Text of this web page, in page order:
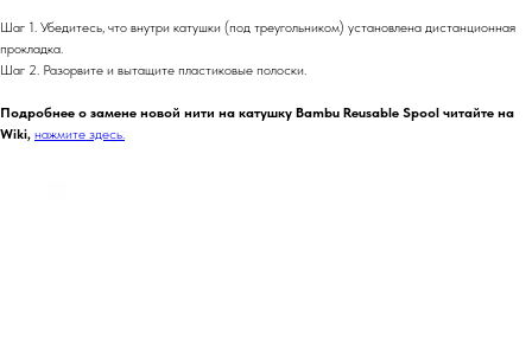
Шаг 1. Убедитесь, что внутри катушки (под треугольником) установлена ​​дистанционная
прокладка.
Шаг 2. Разорвите и вытащите пластиковые полоски.
Подробнее о замене новой нити на катушку Bambu Reusable Spool читайте на
Wiki, нажмите здесь.